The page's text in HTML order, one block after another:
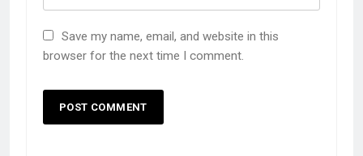
Save my name, email, and website in this
browser for the next time I comment.